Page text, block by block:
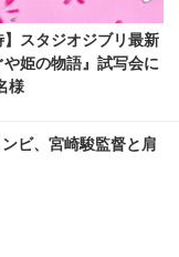
】スタジオジブリ最新
や姫の物語』試写会に
様
ビ、宮崎駿監督と肩